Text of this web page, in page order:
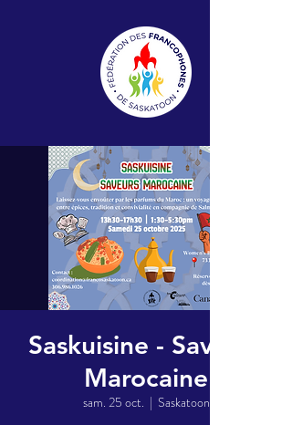
Saskuisine - Saveurs
Marocaine
sam. 25 oct.
  |
Saskatoon